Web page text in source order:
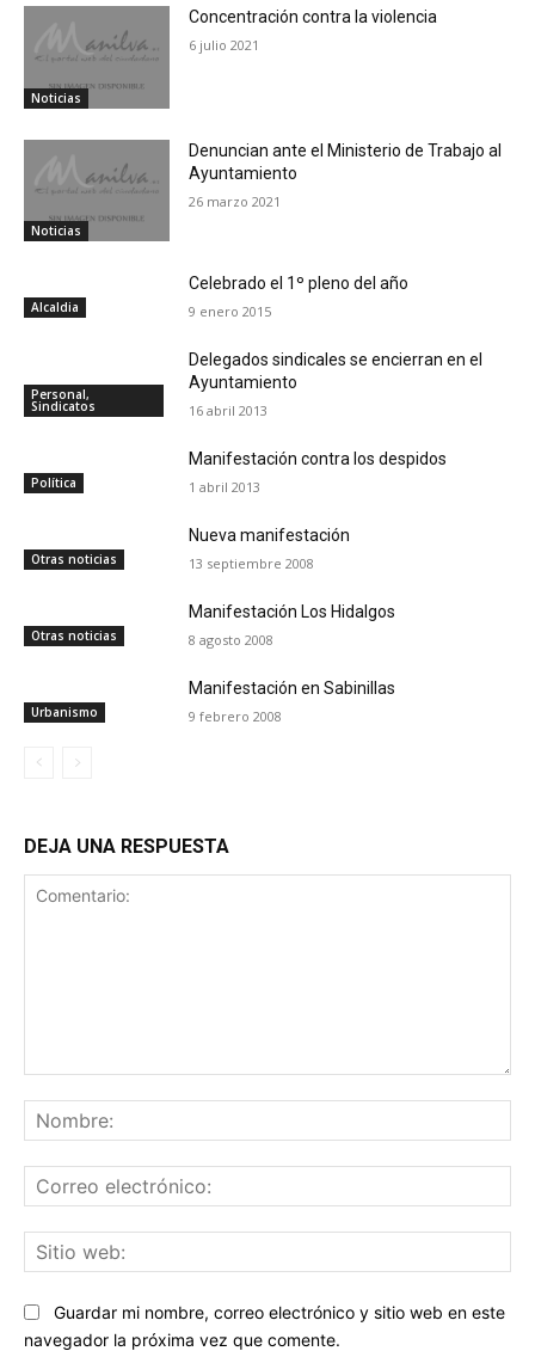
Noticias
Concentración contra la violencia
6 julio 2021
Noticias
Denuncian ante el Ministerio de Trabajo al
Ayuntamiento
26 marzo 2021
Alcaldia
Celebrado el 1º pleno del año
9 enero 2015
Personal,
Sindicatos
Delegados sindicales se encierran en el
Ayuntamiento
16 abril 2013
Política
Manifestación contra los despidos
1 abril 2013
Otras noticias
Nueva manifestación
13 septiembre 2008
Otras noticias
Manifestación Los Hidalgos
8 agosto 2008
Urbanismo
Manifestación en Sabinillas
9 febrero 2008
DEJA UNA RESPUESTA
Guardar mi nombre, correo electrónico y sitio web en este
navegador la próxima vez que comente.